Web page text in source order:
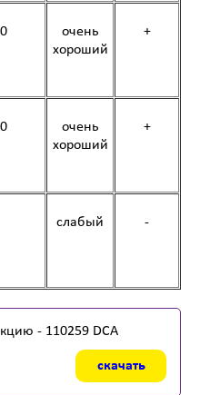
очень
хороший
+
очень
хороший
+
слабый -
- 110259 DCA
скачать